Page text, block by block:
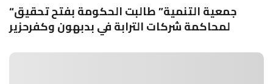
“جمعية التنمية” طالبت الحكومة بفتح تحقيق
لمحاكمة شركات الترابة في بدبهون وكفرحزير